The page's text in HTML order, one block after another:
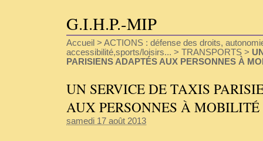
G.I.H.P.-MIP
Accueil > ACTIONS : défense des droits,
accessibilité,sports/loisirs... > TRANSPORTS >
PARISIENS ADAPTÉS AUX PERSONNES À
UN SERVICE DE TAXIS
AUX PERSONNES À
samedi 17 août 2013